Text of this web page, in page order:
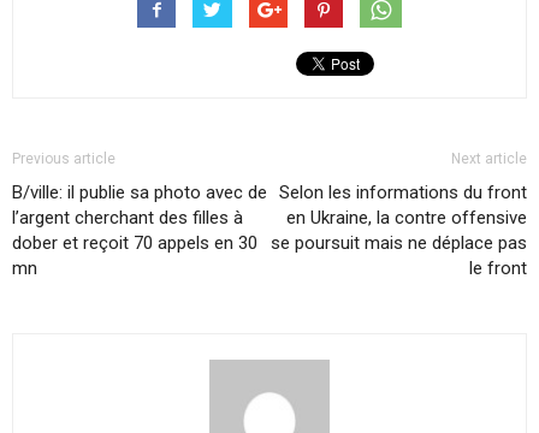
Previous article
B/ville: il publie sa photo avec de
l’argent cherchant des filles à
dober et reçoit 70 appels en 30
mn
Next article
Selon les informations du front
en Ukraine, la contre offensive
se poursuit mais ne déplace pas
le front